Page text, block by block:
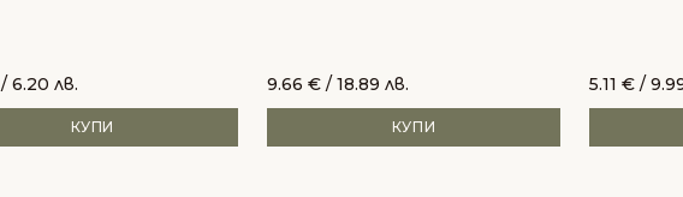
/ 6.20 лв.
КУПИ
9.66€ / 18.89 лв.
КУПИ
5.11 €/